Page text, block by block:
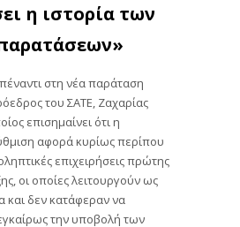
η ιστορία των
στη νέα παράταση
του ΣΑΤΕ, Ζαχαρίας
επισημαίνει ότι η
αφορά κυρίως περίπου
επιχειρήσεις πρώτης
οι οποίες λειτουργούν ως
δεν κατάφεραν να
την υποβολή των